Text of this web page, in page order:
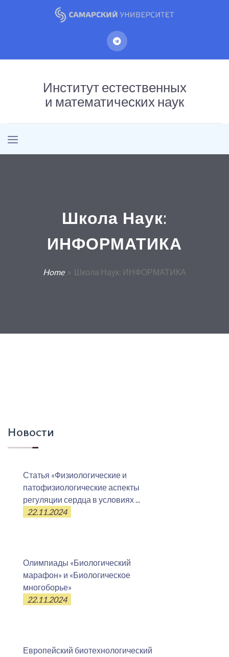
Институт естественных
и математических наук
Школа Наук:
ИНФОРМАТИКА
Home» Школа Наук: ИНФОРМАТИКА
Новости
Статья «Физиологические и
патофизиологические аспекты
регуляции сердца в условиях ...
22.11.2024
Олимпиады «Биологический
марафон» и «Биологическое
многоборье»
22.11.2024
Европейский биотехнологический